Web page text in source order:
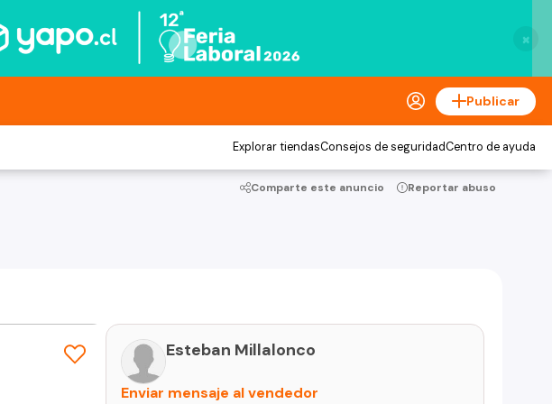
×
Publicar
Explorar tiendasConsejos de seguridadCentro de ayuda
Comparte este anuncio Reportar abuso
Esteban Millalonco
Enviar mensaje al vendedor